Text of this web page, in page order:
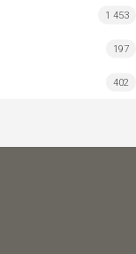
1 453
197
402